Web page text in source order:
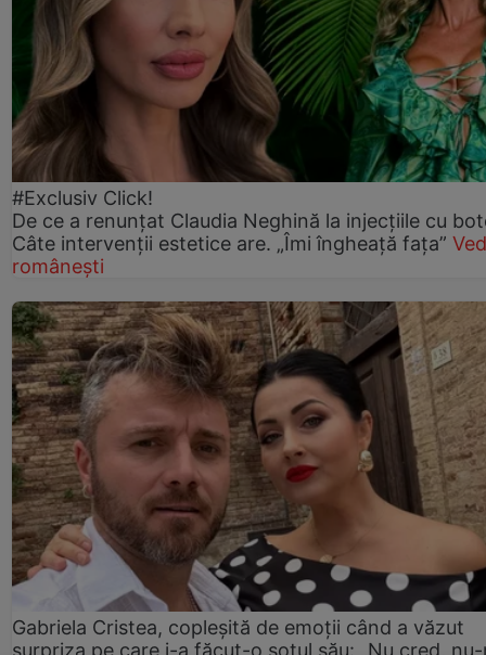
#Exclusiv Click!
De ce a renunțat Claudia Neghină la injecțiile cu
Câte intervenții estetice are. „Îmi îngheață fața”
românești
Gabriela Cristea, copleșită de emoții când a văzut
surpriza pe care i-a făcut-o soțul său: „Nu cred,